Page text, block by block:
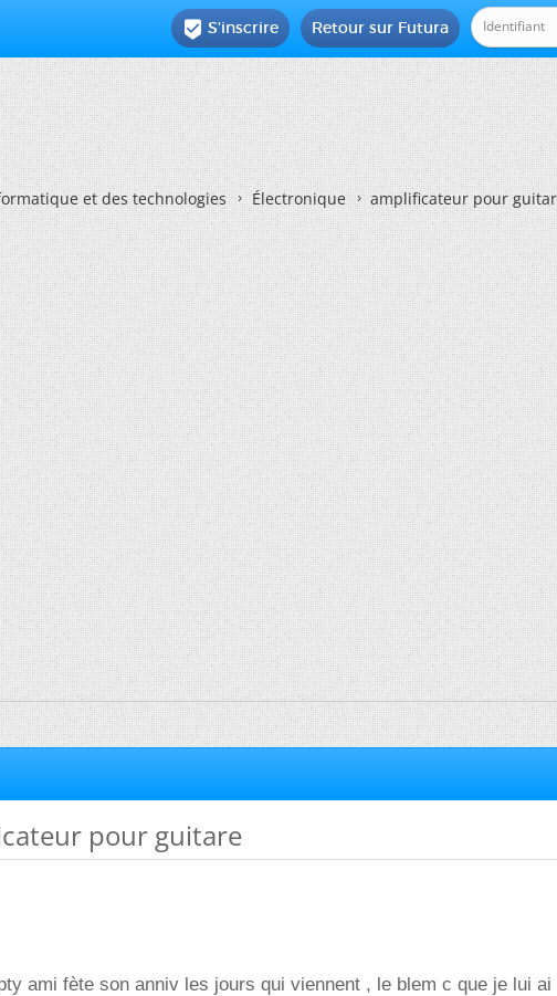
Retour sur Futura
 S'inscrire
et des technologies Électronique amplificateur pour
pour guitare
ami fète son anniv les jours qui viennent , le blem c que je lui ai